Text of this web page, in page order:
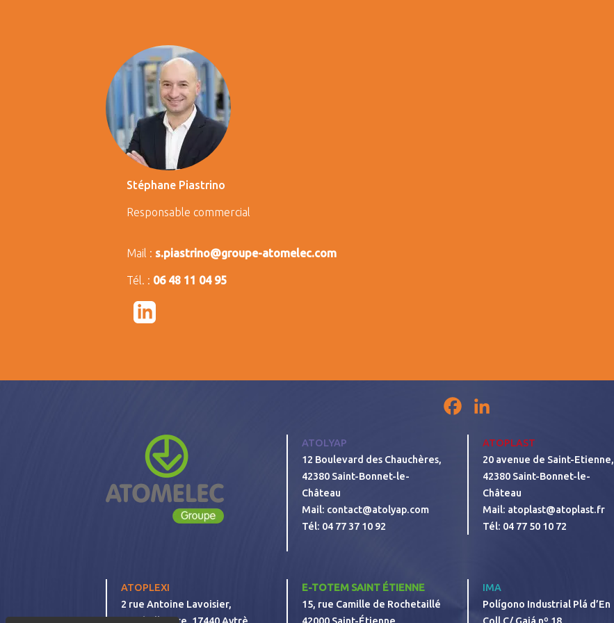
Stéphane Piastrino
Responsable commercial
Mail : s.piastrino@groupe-atomelec.com
Tél. : 06 48 11 04 95
Facebook
ATOLYAP
12 Boulevard des Chauchères,
42380 Saint-Bonnet-le-
Château
Mail: contact@atolyap.com
Tél: 04 77 37 10 92
ATOPLAST
20 avenue de Saint-Etienne,
42380 Saint-Bonnet-le-
Château
Mail: atoplast@atoplast.fr
Tél: 04 77 50 10 72
ATOPLEXI
2 rue Antoine Lavoisier,
ZAC belle aire, 17440 Aytrè
E-TOTEM SAINT ÉTIENNE
15, rue Camille de Rochetaillé
42000 Saint-Étienne
IMA
Polígono Industrial Plá d’En
Coll C/ Gaiá nº 18